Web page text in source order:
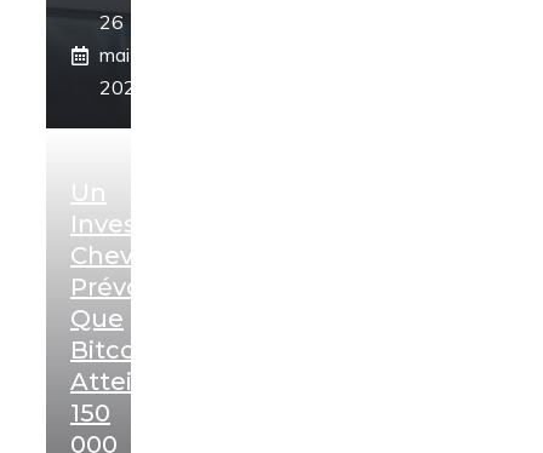
26
mai
2024
Un
Investisseur
Chevronné
Prévoit
Que
Bitcoin
Atteindra
150
000